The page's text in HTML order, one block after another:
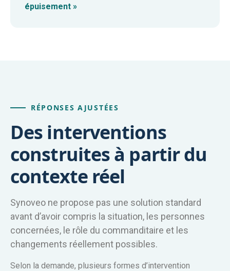
épuisement »
RÉPONSES AJUSTÉES
Des interventions
construites à partir du
contexte réel
Synoveo ne propose pas une solution standard
avant d’avoir compris la situation, les personnes
concernées, le rôle du commanditaire et les
changements réellement possibles.
Selon la demande, plusieurs formes d’intervention